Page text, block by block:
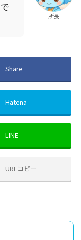
所長
Share
Hatena
LINE
URLコピー